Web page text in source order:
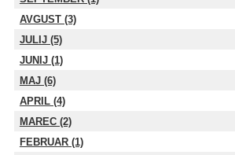
AVGUST (3)
JULIJ (5)
JUNIJ (1)
MAJ (6)
APRIL (4)
MAREC (2)
FEBRUAR (1)